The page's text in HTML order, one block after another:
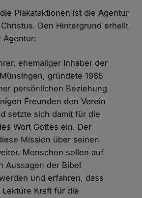
Plakataktionen ist die Agentur
Den Hintergrund erhellt
Agentur:
ehemaliger Inhaber der
gründete 1985
persönlichen Beziehung
Freunden den Verein
setzte sich damit für die
Wort Gottes ein. Der
Mission über seinen
Menschen sollen auf
Aussagen der Bibel
und erfahren, dass
Kraft für die